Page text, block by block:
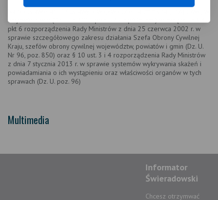
województwie (Dz. U. z 2015 poz. 525 z późn. zm.) w związku z § 3
pkt 6 rozporządzenia Rady Ministrów z dnia 25 czerwca 2002 r. w
sprawie szczegółowego zakresu działania Szefa Obrony Cywilnej
Kraju, szefów obrony cywilnej województw, powiatów i gmin (Dz. U.
Nr 96, poz. 850) oraz § 10 ust. 3 i 4 rozporządzenia Rady Ministrów
z dnia 7 stycznia 2013 r. w sprawie systemów wykrywania skażeń i
powiadamiania o ich wystąpieniu oraz właściwości organów w tych
sprawach (Dz. U. poz. 96)
Multimedia
Informator
Świeradowski
Chcesz otrzymwać